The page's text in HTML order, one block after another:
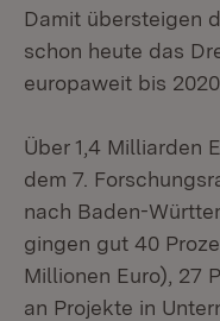
Damit übersteigen
schon heute das
europaweit bis
Über 1,4 Milliarden
dem 7.
nach Baden-
gingen gut 40
Millionen Euro), 27
an Projekte in